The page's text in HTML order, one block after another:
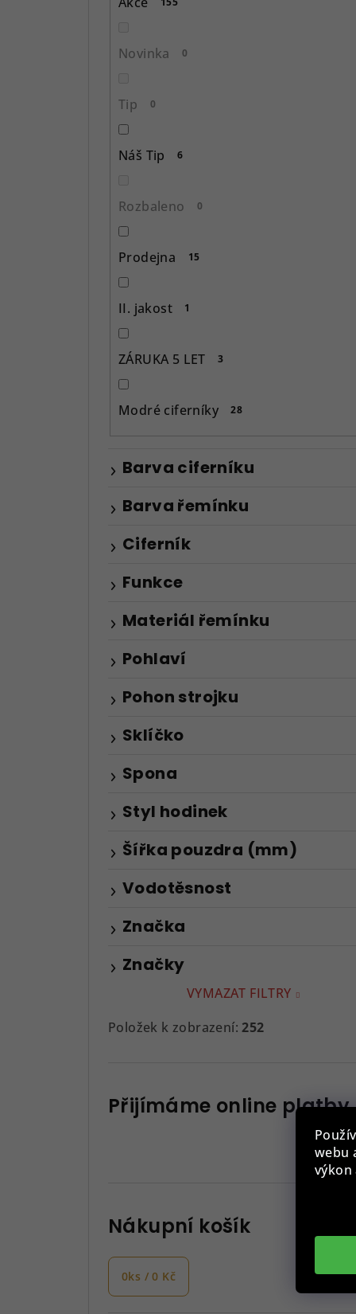
webu
výkon
Novinka 0
Tip 0
Náš Tip 6
Rozbaleno 0
Prodejna 15
II. jakost 1
ZÁRUKA 5 LET 3
Modré ciferníky 28
Značky
Barva ciferníku
Barva řemínku
Ciferník
Funkce
Materiál řemínku
Pohlaví
Pohon strojku
Sklíčko
Spona
Styl hodinek
Šířka pouzdra (mm)
Vodotěsnost
Značka
VYMAZAT FILTRY
Položek k zobrazení:252
Přijímáme online platby
Nákupní košík
0ks /0 Kč